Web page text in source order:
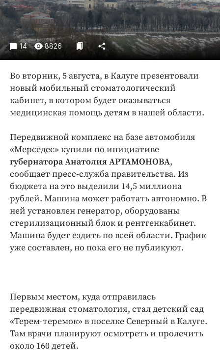
Общество
Погода
Праздники
Происшествия
Экономика и бизнес
ПРОЕКТЫ
Издания
Медиаперсона
Интересное чтиво
Клиника года
Бренд года
Работодатель года
14 8826
Во вторник, 5 августа, в Калуге презентовали
новый мобильный стоматологический
кабинет, в котором будет оказываться
медицинская помощь детям в нашей области.
Передвижной комплекс на базе автомобиля
«Мерседес» купили по инициативе
губернатора Анатолия АРТАМОНОВА,
сообщает пресс-служба правительства. Из
бюджета на это выделили 14,5 миллиона
рублей. Машина может работать автономно. В
ней установлен генератор, оборудованы
стерилизационный блок и рентгенкабинет.
Машина будет ездить по всей области. График
уже составлен, но пока его не публикуют.
Первым местом, куда отправилась
передвижная стоматология, стал детский сад
«Терем-теремок» в поселке Северный в Калуге.
Там врачи планируют осмотреть и пролечить
около 160 детей.